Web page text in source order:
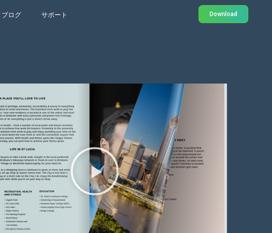
ブログ サポート Download